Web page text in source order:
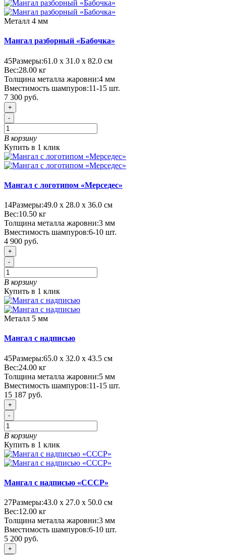
Металл 4 мм
Мангал разборный «Бабочка»
45Размеры:61.0 х 31.0 х 82.0 см
Вес:28.00 кг
Толщина металла жаровни:4 мм
Вместимость шампуров:11-15 шт.
7 300 руб.
+
-
В корзину
Купить в 1 клик
Мангал с логотипом «Мерседес»
14Размеры:49.0 х 28.0 х 36.0 см
Вес:10.50 кг
Толщина металла жаровни:3 мм
Вместимость шампуров:6-10 шт.
4 900 руб.
+
-
В корзину
Купить в 1 клик
Металл 5 мм
Мангал с надписью
45Размеры:65.0 х 32.0 х 43.5 см
Вес:24.00 кг
Толщина металла жаровни:5 мм
Вместимость шампуров:11-15 шт.
15 187 руб.
+
-
В корзину
Купить в 1 клик
Мангал с надписью «СССР»
27Размеры:43.0 х 27.0 х 50.0 см
Вес:12.00 кг
Толщина металла жаровни:3 мм
Вместимость шампуров:6-10 шт.
5 200 руб.
+